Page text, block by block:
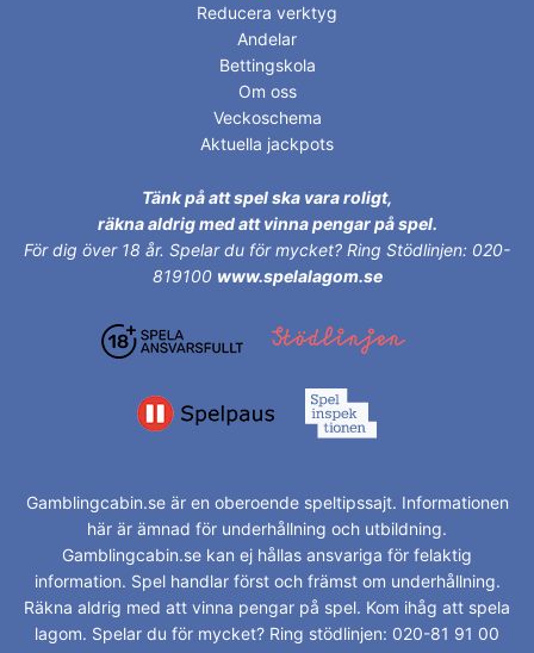
Reducera verktyg
Andelar
Bettingskola
Om oss
Veckoschema
Aktuella jackpots
Tänk på att spel ska vara roligt,
räkna aldrig med att vinna pengar på spel.
För dig över 18 år. Spelar du för mycket? Ring Stödlinjen: 020-
819100 www.spelalagom.se
Gamblingcabin.se är en oberoende speltipssajt. Informationen
här är ämnad för underhållning och utbildning.
Gamblingcabin.se kan ej hållas ansvariga för felaktig
information. Spel handlar först och främst om underhållning.
Räkna aldrig med att vinna pengar på spel. Kom ihåg att spela
lagom. Spelar du för mycket? Ring stödlinjen: 020-81 91 00